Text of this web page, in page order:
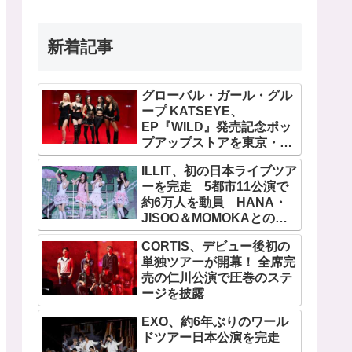
新着記事
グローバル・ガール・グル
ープ KATSEYE、
EP『WILD』発売記念ポッ
プアップストアを東京・原
宿で開催 限定グッズも登
場ILLIT、初の日本ライブツア
ーを完走 5都市11公演で
約6万人を動員 HANA・
JISOO＆MOMOKAとのス
ペシャルコラボも実現
CORTIS、デビュー後初の
単独ツアーが開幕！ 全席完
売の仁川公演で圧巻のステ
ージを披露
EXO、約6年ぶりのワール
ドツアー日本公演を完走